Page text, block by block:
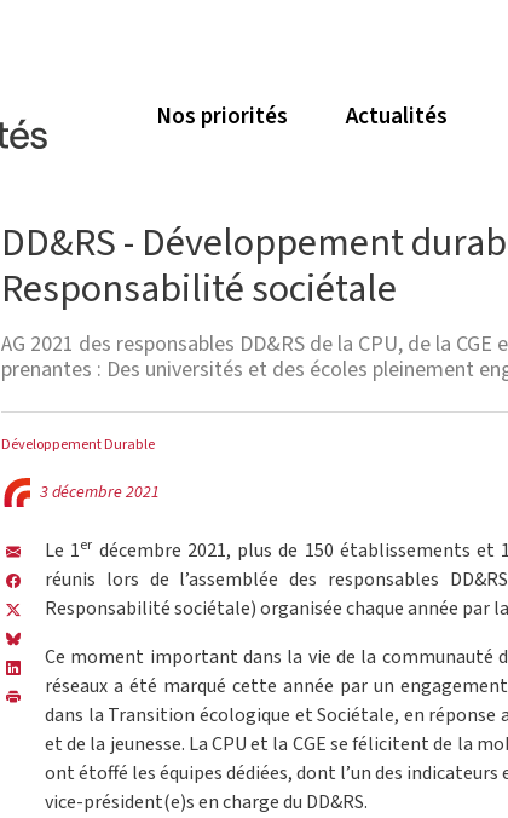
Nos priorités Actualités
AG 2021 des responsables DD&RS de la CPU, de la
prenantes : Des universités et des écoles pleinement
DD&RS - Développement
Responsabilité sociétale
Développement Durable
3 décembre 2021
Le 1er décembre 2021, plus de 150 établissements et
réunis lors de l’assemblée des responsables
Responsabilité sociétale) organisée chaque année par la
Ce moment important dans la vie de la communauté
réseaux a été marqué cette année par un
dans la Transition écologique et Sociétale, en réponse
et de la jeunesse. La CPU et la CGE se félicitent de la
ont étoffé les équipes dédiées, dont l’un des
vice-président(e)s en charge du DD&RS.